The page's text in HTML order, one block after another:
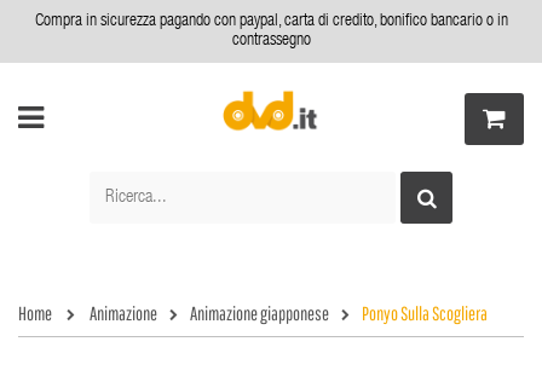
Compra in sicurezza pagando con paypal, carta di credito, bonifico bancario o in
contrassegno
Home Animazione Animazione giapponese Ponyo Sulla Scogliera